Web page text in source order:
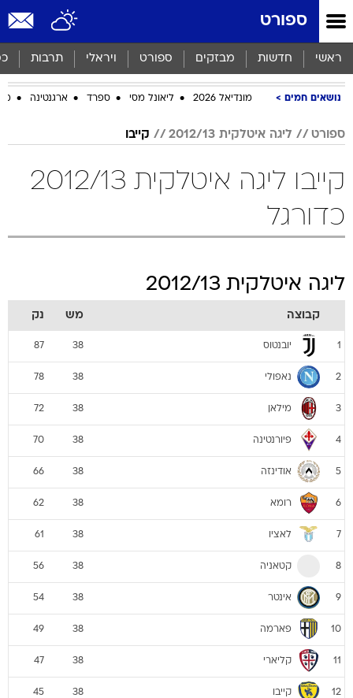
ספורט
ראשי חדשות מבזקים ספורט ויראלי תרבות
נושאים חמים מונדיאל 2026 ליאונל מסי ספרד ארגנטינה
ספורט ליגה איטלקית 2012/13 קייבו
קייבו ליגה איטלקית 2012/13
כדורגל
ליגה איטלקית 2012/13
קבוצה מש נק
1 יובנטוס 38
87
2 נאפולי 38
78
3 מילאן 38
72
4 פיורנטינה 38
70
5 אודינזה 38
66
6 רומא 38
62
7 לאציו 38
61
8 קטאניה 38
56
9 אינטר 38
54
10 פארמה 38
49
11 קליארי 38
47
12 קייבו 38
45